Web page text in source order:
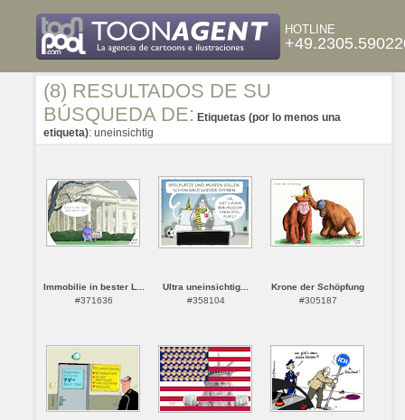
HOTLINE
(8) RESULTADOS DE SU
BÚSQUEDA DE: Etiquetas (por lo menos una
etiqueta): uneinsichtig
Immobilie in bester L...
#371636
Ultra uneinsichtig...
#358104
Krone der Schöpfung
#305187